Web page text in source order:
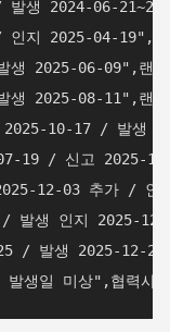
생 2024-06-
지 2025-04-19",
생 2025-06-09",랜
2025-08-11",랜
10-17 / 발생
19 / 신고 2025-
12-03 추가 / 인
발생 인지 2025-
/ 발생 2025-12-